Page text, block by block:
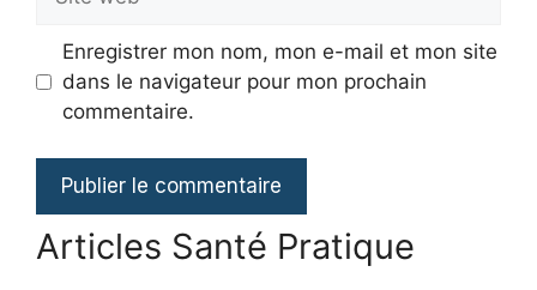
web
Enregistrer mon nom, mon e-mail et mon site
dans le navigateur pour mon prochain
commentaire.
Articles Santé Pratique